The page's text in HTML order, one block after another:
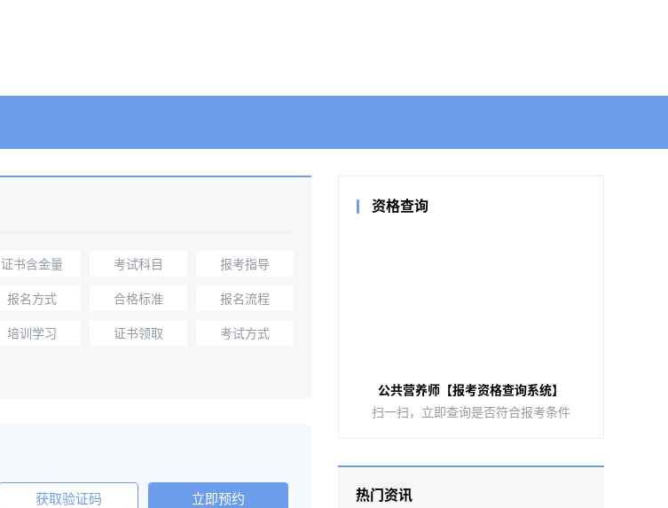
证书含金量 考试科目 报考指导
报名方式 合格标准 报名流程
培训学习 证书领取 考试方式
获取验证码 立即预约
资格查询
公共营养师【报考资格查询系统】
扫一扫，立即查询是否符合报考条件
热门资讯